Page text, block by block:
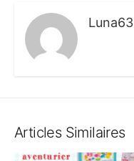
Luna63
Articles Similaires